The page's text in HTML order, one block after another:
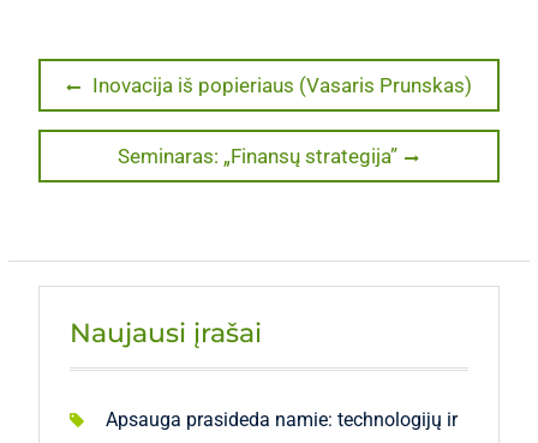
Navigacija
tarp
Previous
post:
Inovacija iš popieriaus (Vasaris Prunskas)
Next
post:
Seminaras: „Finansų strategija”
Naujausi įrašai
Apsauga prasideda namie: technologijų ir